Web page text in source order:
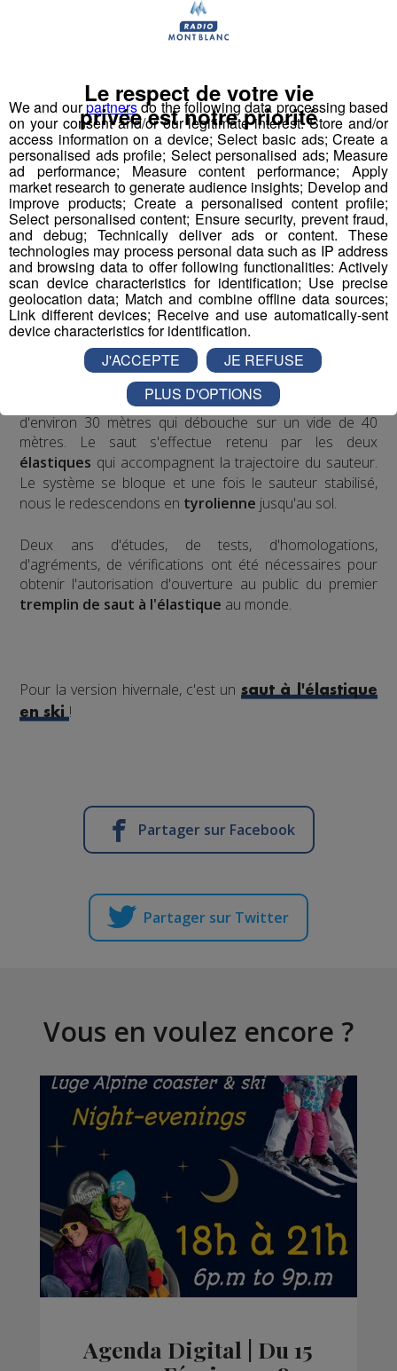
tremplin de saut à l'élastique
en 2009.
Bun J Rideest inspiré de la prononciation
anglaise dusaut à l'élastique("bungee" ou "bungy")
auquel s'ajoute le "ride" du mouvement et de la liberté,
avec au milieu le "J" de Jeff, son inventeur.
Écoutez l'interview de son créateur ⬇
mp3
Vous l'avez compris, le Bun J Ridecombine les
techniques dusaut de tremplin, dusaut à l'élastique
et de latyrolienne. Le sauteur est équipé à la taille d'un
harnais relié, de chaque côté, à deux
élastiques
. Placé en haut dutremplinsur l'accessoire
d'envol de son choix, le sauteur effectue une prise d'élan
d'environ 30 mètres qui débouche sur un vide de 40
mètres. Le saut s'effectue retenu par les deux
élastiques qui accompagnent la trajectoire du sauteur.
Le système se bloque et une fois le sauteur stabilisé,
nous le redescendons en tyrolienne jusqu'au sol.
​Deux ans d'études, de tests, d'homologations,
d'agréments, de vérifications ont été nécessaires pour
obtenir l'autorisation d'ouverture au public du premier
tremplin de saut à l'élastique au monde.
Pour la version hivernale, c'est un saut à l'élastique
en ski!
Partager sur Facebook
Partager sur Twitter
Vous en voulez encore ?
Agenda Digital | Du 15
We and ourpartnersdo the following data processing based
on your consent and/or our legitimate interest: Store and/or
access information on a device; Select basic ads; Create a
personalised ads profile; Select personalised ads; Measure
ad performance; Measure content performance; Apply
market research to generate audience insights; Develop and
improve products; Create a personalised content profile;
Select personalised content; Ensure security, prevent fraud,
and debug; Technically deliver ads or content. These
technologies may process personal data such as IP address
and browsing data to offer following functionalities: Actively
scan device characteristics for identification; Use precise
geolocation data; Match and combine offline data sources;
Link different devices; Receive and use automatically-sent
device characteristics for identification.
Le respect de votre vie
privée est notre priorité
J'ACCEPTE
JE REFUSE
PLUS D'OPTIONS